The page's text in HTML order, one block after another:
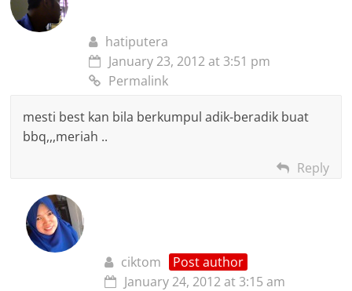
hatiputera
January 23, 2012 at 3:51 pm
Permalink
mesti best kan bila berkumpul adik-beradik buat
bbq,,,meriah ..
Reply
ciktom
Post author
January 24, 2012 at 3:15 am